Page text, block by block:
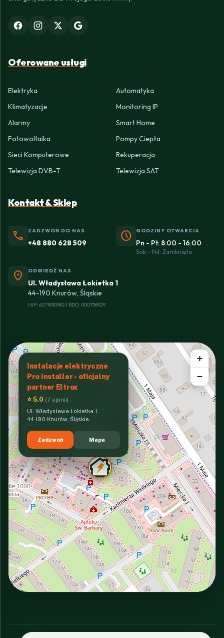
Oferowane usługi
Elektryka
Automatyka
Klimatyzacje
Monitoring IP
Alarmy
Smart Home
Fotowoltaika
Pompy Ciepła
Sieci Komputerowe
Rekuperacja
Telewizja DVB-T
Telewizja SAT
Kontakt & Sklep
phone ZADZWOŃ DO NAS
+48 880 628 509 schedule GODZINY OTWARCIA
Pn - Pt: 8:00 - 16:00
Sob - Nd: Zamknięte
location_on ODWIEDŹ NAS
Ul. Władysława Łokietka 1
44-190 Knurów, Śląskie
NIP: 6271930582 | BDO: 000736929
Instalacje elektryczne
Pro Installer - oficjalny
partner Eltrox
⭐ 5.0 (7 opinii)
Ul. Władysława Łokietka 1
44-190 Knurów, Śląskie
Zadzwoń Mapa
+
−
INTERACTIVE VIEW